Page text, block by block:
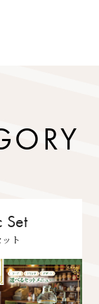
Set
ト